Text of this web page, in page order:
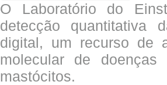
O Laboratório do
detecção quantitativa
digital, um recurso de
molecular de
mastócitos.